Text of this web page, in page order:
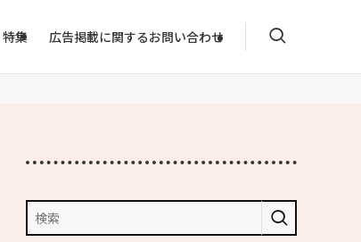
特集 広告掲載に関するお問い合わせ